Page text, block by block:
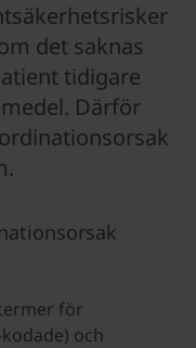
det saknas
tidigare
Därför
för
och